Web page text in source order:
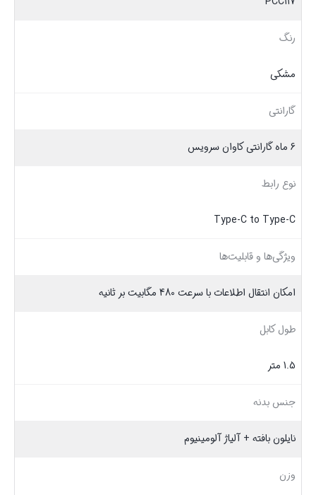
رنگ
مشکی
گارانتی
6 ماه گارانتی کاوان سرویس
نوع رابط
Type-C to Type-C
ویژگی‌ها و قابلیت‌ها
امکان انتقال اطلاعات با سرعت 480 مگابیت بر ثانیه
طول کابل
1.5 متر
جنس بدنه
نایلون بافته + آلیاژ آلومینیوم
وزن